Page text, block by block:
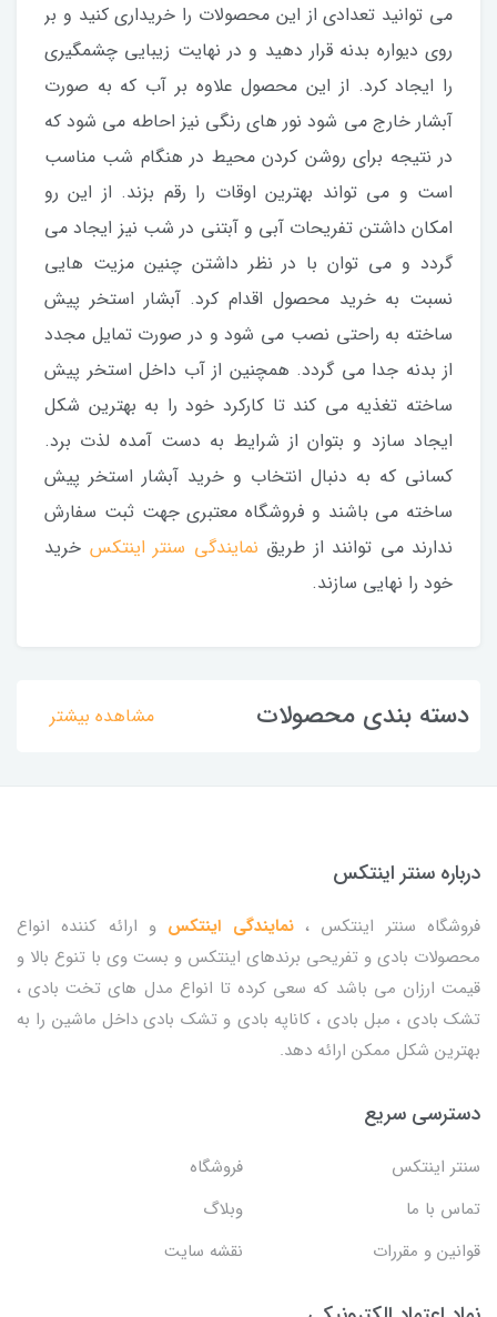
می توانید تعدادی از این محصولات را خریداری کنید و بر
روی دیواره بدنه قرار دهید و در نهایت زیبایی چشمگیری
را ایجاد کرد. از این محصول علاوه بر آب که به صورت
آبشار خارج می شود نور های رنگی نیز احاطه می شود که
در نتیجه برای روشن کردن محیط در هنگام شب مناسب
است و می تواند بهترین اوقات را رقم بزند. از این رو
امکان داشتن تفریحات آبی و آبتنی در شب نیز ایجاد می
گردد و می توان با در نظر داشتن چنین مزیت هایی
نسبت به خرید محصول اقدام کرد. آبشار استخر پیش
ساخته به راحتی نصب می شود و در صورت تمایل مجدد
از بدنه جدا می گردد. همچنین از آب داخل استخر پیش
ساخته تغذیه می کند تا کارکرد خود را به بهترین شکل
ایجاد سازد و بتوان از شرایط به دست آمده لذت برد.
کسانی که به دنبال انتخاب و خرید آبشار استخر پیش
ساخته می باشند و فروشگاه معتبری جهت ثبت سفارش
ندارند می توانند از طریق نمایندگی سنتر اینتکس خرید
خود را نهایی سازند.
دسته بندی محصولات مشاهده بیشتر
درباره سنتر اینتکس
فروشگاه سنتر اینتکس ،نمایندگی اینتکس و ارائه کننده انواع
محصولات بادی و تفریحی برندهای اینتکس و بست وی با تنوع بالا و
قیمت ارزان می باشد که سعی کرده تا انواع مدل های تخت بادی ،
تشک بادی ، مبل بادی ، کاناپه بادی و تشک بادی داخل ماشین را به
بهترین شکل ممکن ارائه دهد.
دسترسی سریع
سنتر اینتکس
فروشگاه
تماس با ما
وبلاگ
قوانین و مقررات
نقشه سایت